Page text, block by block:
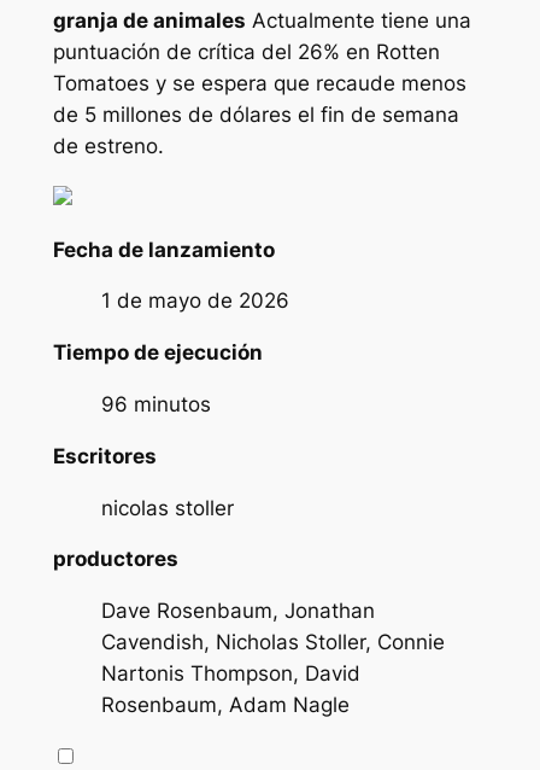
granja de animales Actualmente tiene una
puntuación de crítica del 26% en Rotten
Tomatoes y se espera que recaude menos
de 5 millones de dólares el fin de semana
de estreno.
Fecha de lanzamiento
1 de mayo de 2026
Tiempo de ejecución
96 minutos
Escritores
nicolas stoller
productores
Dave Rosenbaum, Jonathan
Cavendish, Nicholas Stoller, Connie
Nartonis Thompson, David
Rosenbaum, Adam Nagle